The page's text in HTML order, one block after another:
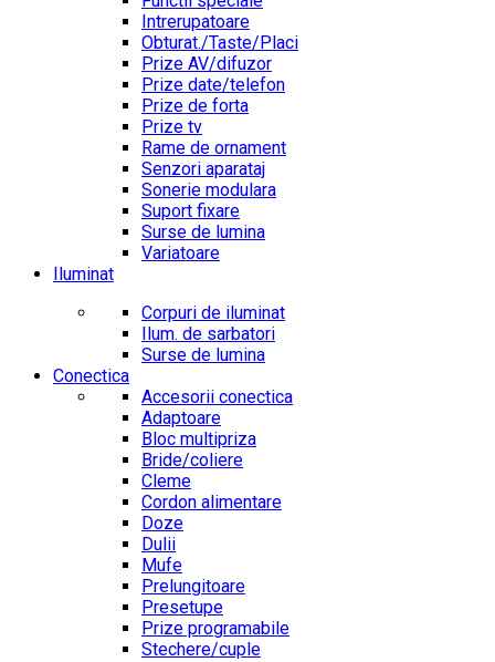
Intrerupatoare
Obturat./Taste/Placi
Prize AV/difuzor
Prize date/telefon
Prize de forta
Prize tv
Rame de ornament
Senzori aparataj
Sonerie modulara
Suport fixare
Surse de lumina
Variatoare
Iluminat
Corpuri de iluminat
Ilum. de sarbatori
Surse de lumina
Conectica
Accesorii conectica
Adaptoare
Bloc multipriza
Bride/coliere
Cleme
Cordon alimentare
Doze
Dulii
Mufe
Prelungitoare
Presetupe
Prize programabile
Stechere/cuple